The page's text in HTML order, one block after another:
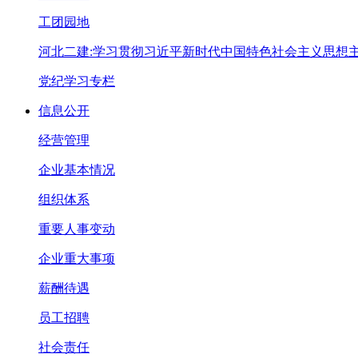
工团园地
河北二建:学习贯彻习近平新时代中国特色社会主义思想
党纪学习专栏
信息公开
经营管理
企业基本情况
组织体系
重要人事变动
企业重大事项
薪酬待遇
员工招聘
社会责任